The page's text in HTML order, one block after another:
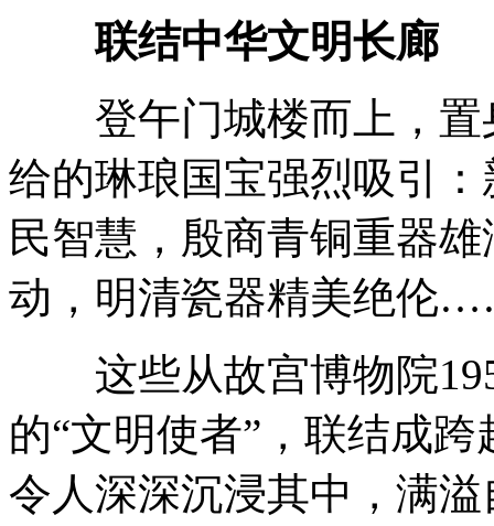
联结中华文明长廊
登午门城楼而上，置
给的琳琅国宝强烈吸引
民智慧，殷商青铜重器
动，明清瓷器精美绝伦
这些从故宫博物院195
的“文明使者”，联结成
令人深深沉浸其中，满